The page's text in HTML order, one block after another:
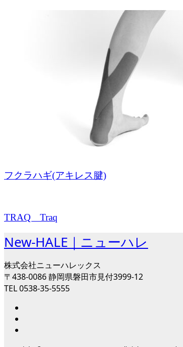
フクラハギ(アキレス腱)
TRAQ Traq
New-HALE｜ニューハレ
株式会社ニューハレックス
〒438-0086 静岡県磐田市見付3999-12
TEL 0538-35-5555